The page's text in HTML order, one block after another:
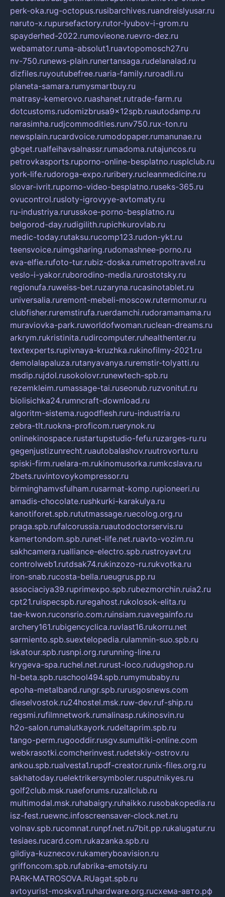
perk-oka.rug-octopus.rusibarchives.ruandreislyusar.ru
naruto-x.rupursefactory.rutor-lyubov-i-grom.ru
spayderhed-2022.rumovieone.ruevro-dez.ru
webamator.ruma-absolut1.ruavtopomosch27.ru
nv-750.runews-plain.runertansaga.rudelanalad.ru
dizfiles.ruyoutubefree.ruaria-family.ruroadli.ru
planeta-samara.rumysmartbuy.ru
matrasy-kemerovo.ruashanet.rutrade-farm.ru
dotcustoms.rudomizbrusa9x12spb.ruautodamp.ru
narasimha.rudjcommodities.runv750.rux-ton.ru
newsplain.rucardvoice.rumodopaper.rumanunae.ru
gbget.rualfeihavsalnassr.rumadoma.rutajuncos.ru
petrovkasports.ruporno-online-besplatno.rusplclub.ru
york-life.rudoroga-expo.ruribery.rucleanmedicine.ru
slovar-ivrit.ruporno-video-besplatno.ruseks-365.ru
ovucontrol.rusloty-igrovyye-avtomaty.ru
ru-industriya.rurusskoe-porno-besplatno.ru
belgorod-day.rudigilith.rupichkurovlab.ru
medic-today.rutaksu.rucomp123.rudon-ykt.ru
teensvoice.ruimgsharing.rudomashnee-porno.ru
eva-elfie.rufoto-tur.rubiz-doska.rumetropoltravel.ru
veslo-i-yakor.ruborodino-media.rurostotsky.ru
regionufa.ruweiss-bet.ruzaryna.rucasinotablet.ru
universalia.ruremont-mebeli-moscow.rutermomur.ru
clubfisher.ruremstirufa.ruerdamchi.rudoramamama.ru
muraviovka-park.ruworldofwoman.ruclean-dreams.ru
arkrym.rukristinita.rudircomputer.ruhealthenter.ru
textexperts.rupivnaya-kruzhka.rukinofilmy-2021.ru
demolalapaluza.rutanyavanya.ruremstir-tolyatti.ru
msdip.rujdol.rusokolovr.runewtech-spb.ru
rezemkleim.rumassage-tai.ruseonub.ruzvonitut.ru
biolisichka24.rumncraft-download.ru
algoritm-sistema.rugodflesh.ruru-industria.ru
zebra-tlt.ruokna-proficom.ruerynok.ru
onlinekinospace.rustartupstudio-fefu.ruzarges-ru.ru
gegenjustizunrecht.ruautobalashov.ruutrovortu.ru
spiski-firm.ruelara-m.rukinomusorka.rumkcslava.ru
2bets.ruvintovoykompressor.ru
birminghamvsfulham.rusarmat-komp.rupioneeri.ru
amadis-chocolate.rushkurki-karakulya.ru
kanotiforet.spb.rututmassage.ruecolog.org.ru
praga.spb.rufalcorussia.ruautodoctorservis.ru
kamertondom.spb.runet-life.net.ruavto-vozim.ru
sakhcamera.rualliance-electro.spb.rustroyavt.ru
controlweb1.rutdsak74.rukinzozo-ru.rukvotka.ru
iron-snab.rucosta-bella.rueugrus.pp.ru
associaciya39.ruprimexpo.spb.rubezmorchin.ruia2.ru
cpt21.ruispecspb.ruregahost.rukolosok-elita.ru
tae-kwon.ruconsrio.com.ruinsiam.ruavegainfo.ru
archery161.rubigencyclica.ruvlast16.rukorru.net
sarmiento.spb.suextelopedia.rulammin-suo.spb.ru
iskatour.spb.rusnpi.org.rurunning-line.ru
krygeva-spa.ruchel.net.rurust-loco.rudugshop.ru
hl-beta.spb.ruschool494.spb.rumymubaby.ru
epoha-metalband.rungr.spb.rurusgosnews.com
dieselvostok.ru24hostel.msk.ruw-dev.ruf-ship.ru
regsmi.rufilmnetwork.rumalinasp.rukinosvin.ru
h2o-salon.rumalutkayork.rudeltaprim.spb.ru
tango-perm.rugooddir.rusgv.sumultiki-online.com
webkrasotki.comcherinvest.rudetskiy-ostrov.ru
ankou.spb.rualvesta1.rupdf-creator.runix-files.org.ru
sakhatoday.ruelektrikersymboler.rusputnikyes.ru
golf2club.msk.ruaeforums.ruzallclub.ru
multimodal.msk.ruhabaigry.ruhaikko.rusobakopedia.ru
isz-fest.ruewnc.infoscreensaver-clock.net.ru
volnav.spb.rucomnat.runpf.net.ru7bit.pp.rukalugatur.ru
tesiaes.rucard.com.rukazanka.spb.ru
gildiya-kuznecov.rukameryboavision.ru
griffoncom.spb.rufabrika-emotsiy.ru
PARK-MATROSOVA.RUagat.spb.ru
avtoyurist-moskva1.ruhardware.org.ruсхема-авто.рф